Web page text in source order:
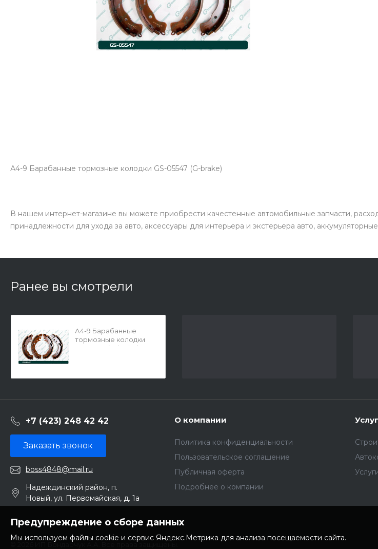
А4-9 Барабанные тормозные колодки GS-05547 (G-brake)
В нашем интернет-магазине вы можете приобрести качестенные автомобильные запчасти,
принадлежности для ухода за авто, аксессуары для интерьера и экстерьера авто,
Ранее вы смотрели
А4-9 Барабанные
тормозные колодки
GS-05547 (G-brake)
+7 (423) 248 42 42
Заказать звонок
boss4848@mail.ru
Надеждинский район, п.
Новый, ул. Первомайская, д. 1а
О компании
Политика конфиденциальности
Пользовательское соглашение
Публичная оферта
Подробнее о компании
© 2026 ИП Бондарчук А.А. Все права защищены.
Предупреждение о сборе данных
Мы используем файлы cookie и сервис Яндекс.Метрика для анализа посещаемости сайта.